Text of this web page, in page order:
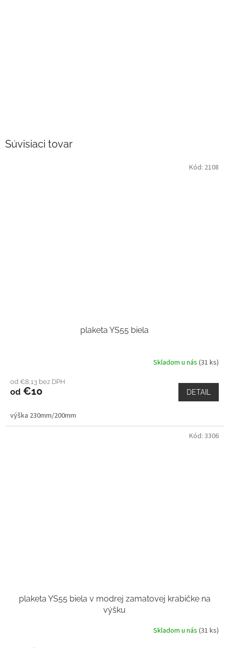
Súvisiaci tovar
plaketa YS55 biela
Skladom u nás (31 ks)
od €8,13 bez DPH
od €10 DETAIL
výška 230mm/200mm
Kód: 2108
plaketa YS55 biela v modrej zamatovej krabičke na
výšku
Skladom u nás (31 ks)
Kód: 3306